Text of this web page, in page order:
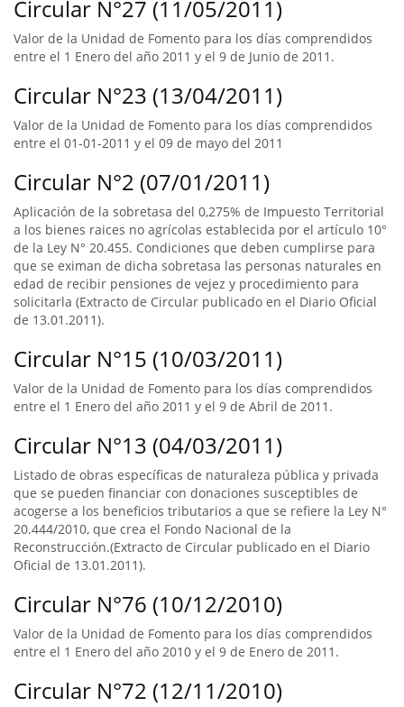
Circular N°27 (11/05/2011)
Valor de la Unidad de Fomento para los días comprendidos
entre el 1 Enero del año 2011 y el 9 de Junio de 2011.
Circular N°23 (13/04/2011)
Valor de la Unidad de Fomento para los días comprendidos
entre el 01-01-2011 y el 09 de mayo del 2011
Circular N°2 (07/01/2011)
Aplicación de la sobretasa del 0,275% de Impuesto Territorial
a los bienes raices no agrícolas establecida por el artículo 10°
de la Ley N° 20.455. Condiciones que deben cumplirse para
que se eximan de dicha sobretasa las personas naturales en
edad de recibir pensiones de vejez y procedimiento para
solicitarla (Extracto de Circular publicado en el Diario Oficial
de 13.01.2011).
Circular N°15 (10/03/2011)
Valor de la Unidad de Fomento para los días comprendidos
entre el 1 Enero del año 2011 y el 9 de Abril de 2011.
Circular N°13 (04/03/2011)
Listado de obras específicas de naturaleza pública y privada
que se pueden financiar con donaciones susceptibles de
acogerse a los beneficios tributarios a que se refiere la Ley N°
20.444/2010, que crea el Fondo Nacional de la
Reconstrucción.(Extracto de Circular publicado en el Diario
Oficial de 13.01.2011).
Circular N°76 (10/12/2010)
Valor de la Unidad de Fomento para los días comprendidos
entre el 1 Enero del año 2010 y el 9 de Enero de 2011.
Circular N°72 (12/11/2010)